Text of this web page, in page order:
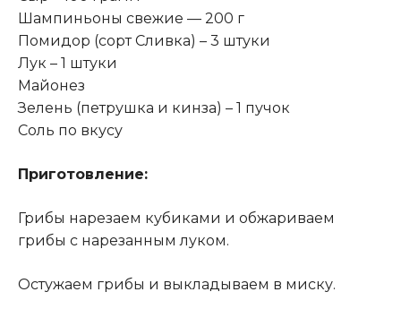
Шампиньоны свежие — 200 г
Помидор (сорт Сливка) – 3 штуки
Лук – 1 штуки
Майонез
Зелень (петрушка и кинза) – 1 пучок
Соль по вкусу
Приготовление:
Грибы нарезаем кубиками и обжариваем
грибы с нарезанным луком.
Остужаем грибы и выкладываем в миску.